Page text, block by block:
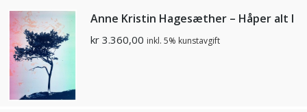
Anne Kristin Hagesæther – Håper alt I
kr 3.360,00 inkl. 5% kunstavgift